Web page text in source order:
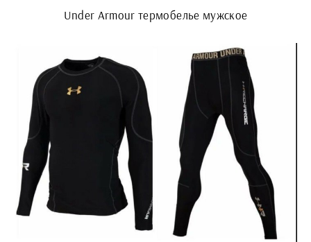
Under Armour термобелье мужское